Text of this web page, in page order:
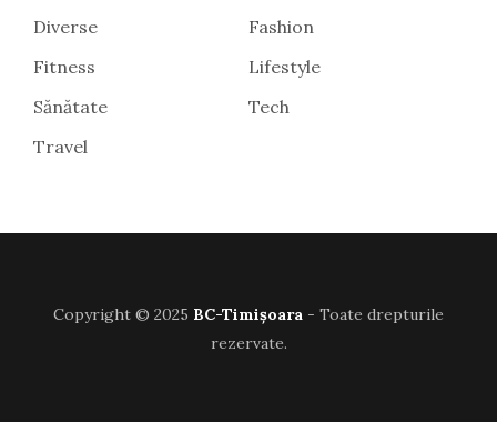
Diverse
Fashion
Fitness
Lifestyle
Sănătate
Tech
Travel
Copyright © 2025 BC-Timișoara - Toate drepturile
rezervate.